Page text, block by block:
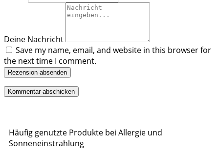
Deine Nachricht
Save my name, email, and website in this browser for
the next time I comment.
Rezension absenden
Häufig genutzte Produkte bei Allergie und
Sonneneinstrahlung